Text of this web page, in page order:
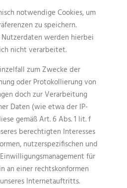
notwendige Cookies, um
zu speichern.
Nutzerdaten werden hierbei
nicht verarbeitet.
zum Zwecke der
oder Protokollierung von
doch zur Verarbeitung
Daten (wie etwa der IP-
gemäß Art. 6 Abs. 1 lit. f
berechtigten Interesses
nutzerspezifischen und
für
an einer rechtskonformen
Internetauftritts.